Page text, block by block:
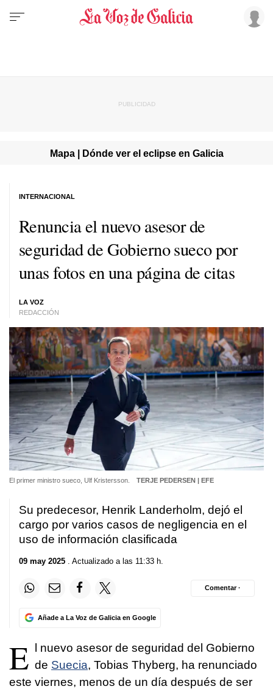
Mapa | Dónde ver el eclipse en Galicia
Renuncia el nuevo asesor de
seguridad de Gobierno sueco por
unas fotos en una página de citas
LA VOZ
REDACCIÓN
INTERNACIONAL
El primer ministro sueco, Ulf Kristersson. TERJE PEDERSEN | EFE
Su predecesor, Henrik Landerholm, dejó el
cargo por varios casos de negligencia en el
uso de información clasificada
09 may 2025 . Actualizado a las 11:33 h.
Añade a La Voz de Galicia en Google
Comentar ·
E l nuevo asesor de seguridad del Gobierno
de Suecia, Tobias Thyberg, ha renunciado
este viernes, menos de un día después de ser